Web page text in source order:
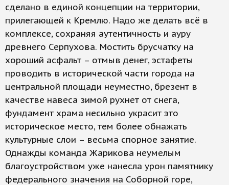
сделано в единой концепции на территории,
прилегающей к Кремлю. Надо же делать всё в
комплексе, сохраняя аутентичность и ауру
древнего Серпухова. Мостить брусчатку на
хороший асфальт – отмыв денег, эстафеты
проводить в исторической части города на
центральной площади неуместно, брезент в
качестве навеса зимой рухнет от снега,
фундамент храма несильно украсит это
историческое место, тем более обнажать
культурные слои – весьма спорное занятие.
Однажды команда Жарикова неумелым
благоустройством уже нанесла урон памятнику
федерального значения на Соборной горе,